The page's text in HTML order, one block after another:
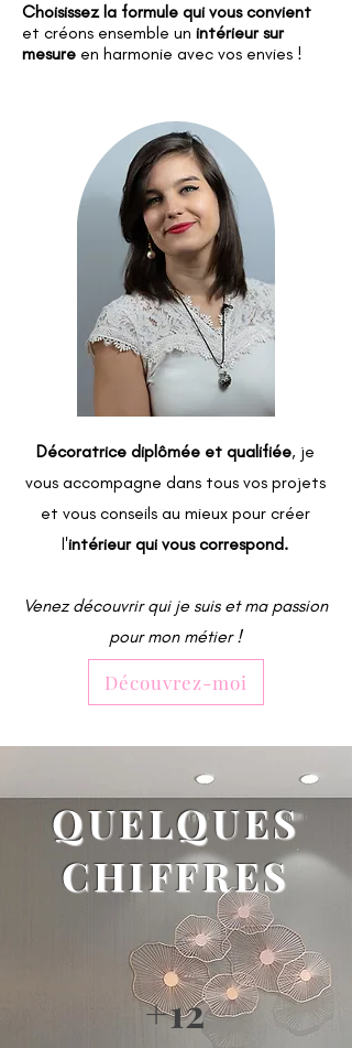
Choisissez la formule qui vous convient
et créons ensemble un intérieur sur
mesure en harmonie avec vos envies !
Décoratrice diplômée et qualifiée, je
vous accompagne dans tous vos projets
et vous conseils au mieux pour créer
l'intérieur qui vous correspond.
Venez découvrir qui je suis et ma passion
pour mon métier !
Découvrez-moi
QUELQUES
CHIFFRES
+12